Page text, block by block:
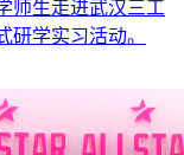
师生走进武汉三工
学实习活动。